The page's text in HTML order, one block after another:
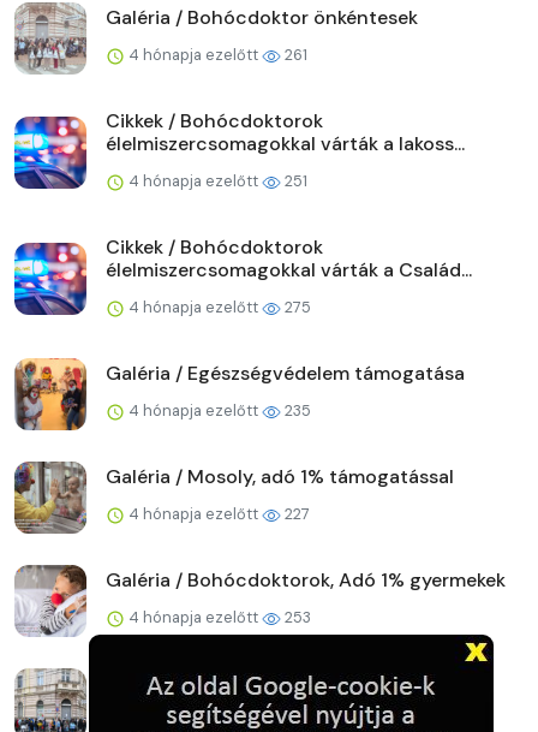
Galéria / Bohócdoktor önkéntesek
4 hónapja ezelőtt 261
Cikkek / Bohócdoktorok
élelmiszercsomagokkal várták a lakoss...
4 hónapja ezelőtt 251
Cikkek / Bohócdoktorok
élelmiszercsomagokkal várták a Család...
4 hónapja ezelőtt 275
Galéria / Egészségvédelem támogatása
4 hónapja ezelőtt 235
Galéria / Mosoly, adó 1% támogatással
4 hónapja ezelőtt 227
Galéria / Bohócdoktorok, Adó 1% gyermekek
4 hónapja ezelőtt 253
Galéria / Adományra várva - pillanatkép
4 hónapja ezelőtt 240